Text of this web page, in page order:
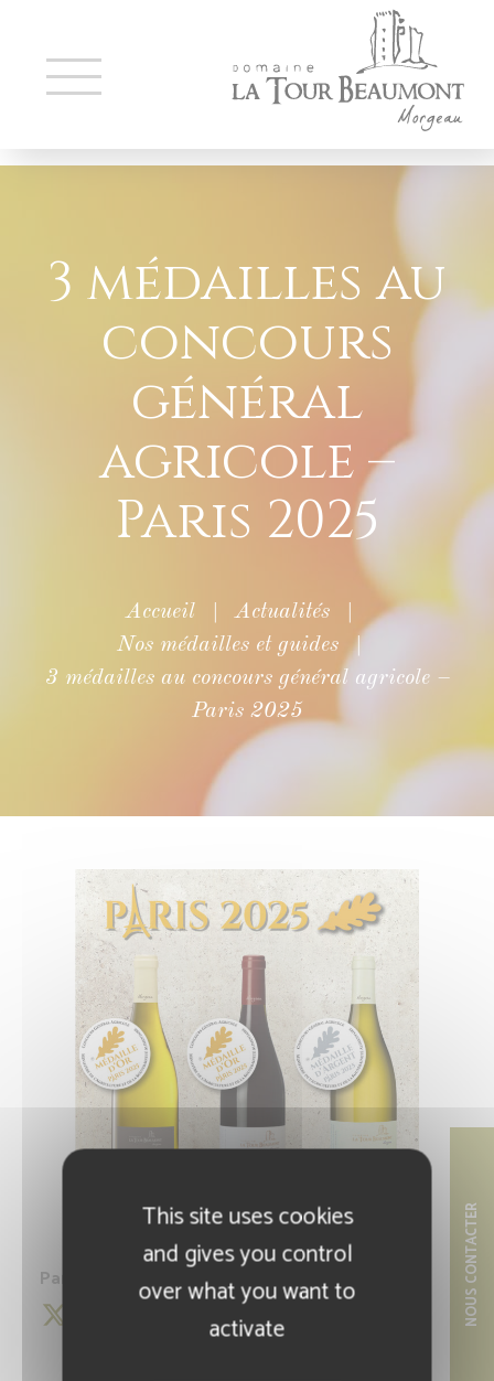
3 médailles au
concours
général
agricole –
Paris 2025
Accueil Actualités
Nos médailles et guides
|
3 médailles au concours général agricole –
Paris 2025
NOUS CONTACTER
Partagez cette information :
This site uses cookies
and gives you control
over what you want to
activate